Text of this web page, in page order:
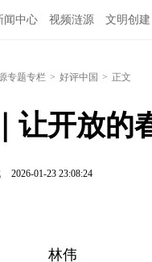
闻中心 视频涟源 文明创建
专题专栏 > 好评中国 > 正文
让开放的
2026-01-23 23:08:24
林伟